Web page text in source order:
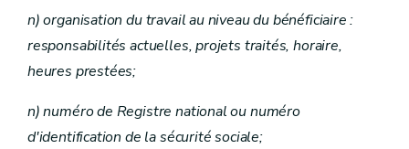
n) organisation du travail au niveau du bénéficiaire :
responsabilités actuelles, projets traités, horaire,
heures prestées;
n) numéro de Registre national ou numéro
d'identification de la sécurité sociale;